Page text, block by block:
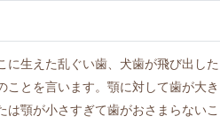
に生えた乱ぐい歯、犬歯が飛び出した
ことを言います。顎に対して歯が大き
は顎が小さすぎて歯がおさまらないこ